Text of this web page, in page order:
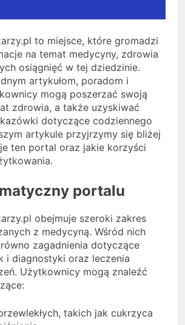
to miejsce, które gromadzi
na temat medycyny, zdrowia
osiągnięć w tej dziedzinie.
artykułom, poradom i
mogą poszerzać swoją
zdrowia, a także uzyskiwać
dotyczące codziennego
artykule przyjrzymy się bliżej
ten portal oraz jakie korzyści
portalu
obejmuje szeroki zakres
z medycyną. Wśród nich
zagadnienia dotyczące
i diagnostyki oraz leczenia
Użytkownicy mogą znaleźć
takich jak cukrzyca